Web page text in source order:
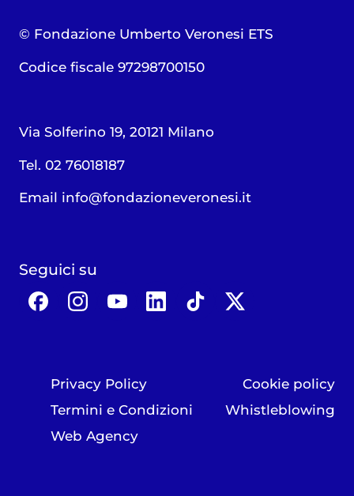
© Fondazione Umberto Veronesi ETS
Codice fiscale 97298700150
Via Solferino 19, 20121 Milano
Tel. 02 76018187
Email info@fondazioneveronesi.it
Seguici su
Privacy Policy
Cookie policy
Termini e Condizioni
Whistleblowing
Web Agency